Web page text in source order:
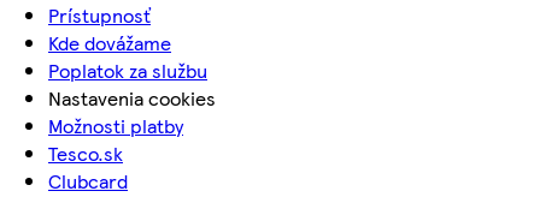
Prístupnosť
Kde dovážame
Poplatok za službu
Nastavenia cookies
Možnosti platby
Tesco.sk
Clubcard